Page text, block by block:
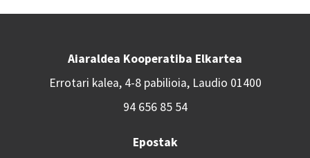
Aiaraldea Kooperatiba Elkartea
Errotari kalea, 4-8 pabilioia, Laudio 01400
94 656 85 54
Epostak